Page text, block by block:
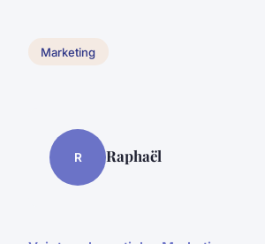
Marketing
R Raphaël